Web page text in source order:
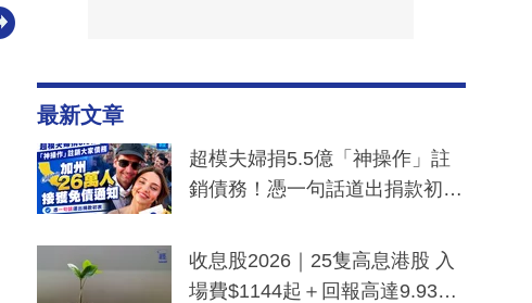
最新文章
超模夫婦捐5.5億「神操作」註
銷債務！憑一句話道出捐款初
一度被誤當詐騙手段
收息股2026｜25隻高息港股 入
場費$1144起＋回報高達9.93